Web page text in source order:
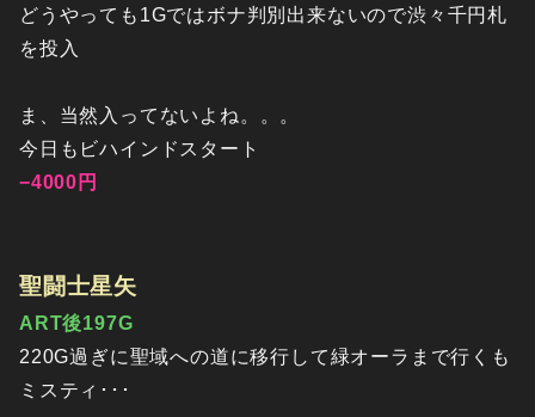
どうやっても1Gではボナ判別出来ないので渋々千円札
を投入
ま、当然入ってないよね。。。
今日もビハインドスタート
−4000円
聖闘士星矢
ART後197G
220G過ぎに聖域への道に移行して緑オーラまで行くも
ミスティ･･･